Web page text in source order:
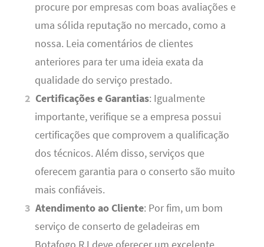
procure por empresas com boas avaliações e
uma sólida reputação no mercado, como a
nossa. Leia comentários de clientes
anteriores para ter uma ideia exata da
qualidade do serviço prestado.
Certificações e Garantias: Igualmente
importante, verifique se a empresa possui
certificações que comprovem a qualificação
dos técnicos. Além disso, serviços que
oferecem garantia para o conserto são muito
mais confiáveis.
Atendimento ao Cliente: Por fim, um bom
serviço de conserto de geladeiras em